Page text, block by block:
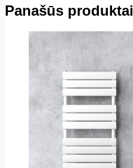
Panašūs produktai